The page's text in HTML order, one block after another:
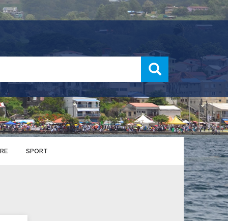
SPORT